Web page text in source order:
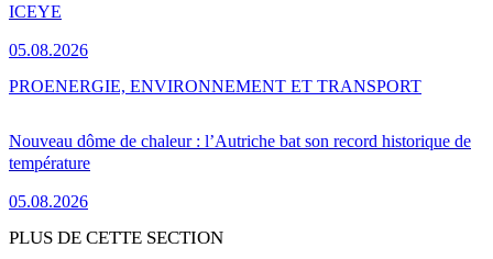
ICEYE
05.08.2026
Nouveau dôme de chaleur : l’Autriche bat son record historique de
température
05.08.2026
PROENERGIE, ENVIRONNEMENT ET TRANSPORT
PLUS DE CETTE SECTION